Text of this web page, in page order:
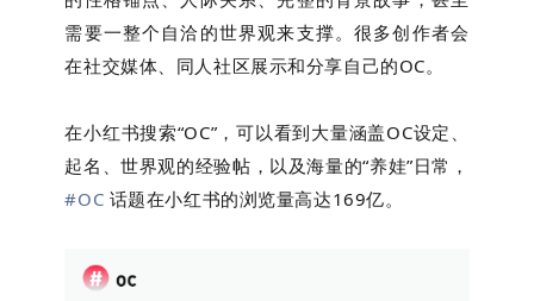
需要一整个自洽的世界观来支撑。很多创作者会
在社交媒体、同人社区展示和分享自己的OC。
在小红书搜索“OC”，可以看到大量涵盖OC设定、
起名、世界观的经验帖，以及海量的“养娃”日常，
#OC 话题在小红书的浏览量高达169亿。